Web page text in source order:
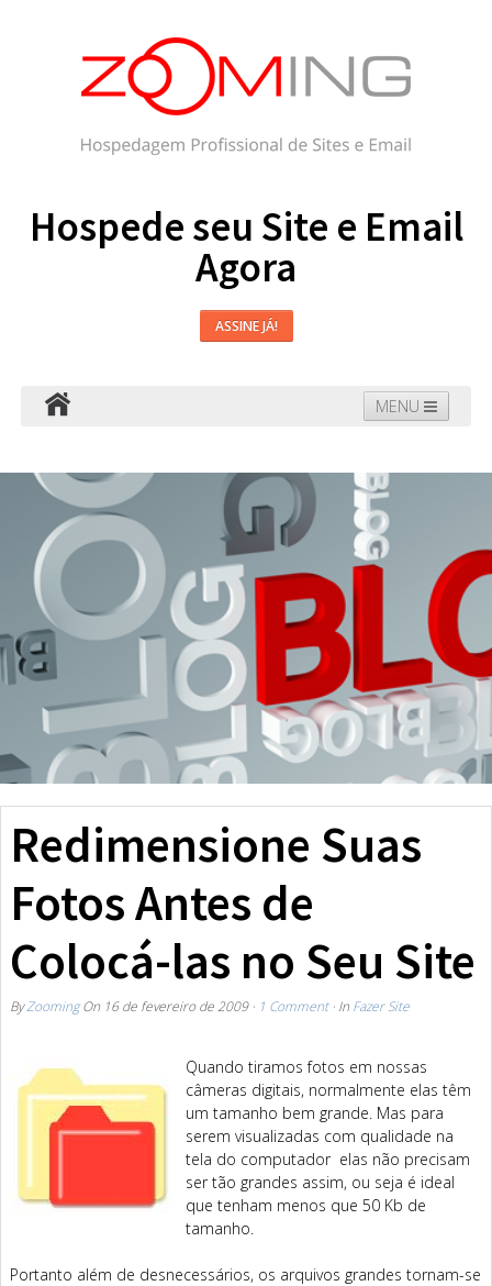
Hospede seu Site e Email
Agora
ASSINE JÁ!
MENU
Domínios Blog Suporte
Redimensione Suas
Fotos Antes de
Colocá-las no Seu Site
ByZoomingOn 16 de fevereiro de 2009· 1 Comment· In Fazer Site
Quando tiramos fotos em nossas
câmeras digitais, normalmente elas têm
um tamanho bem grande. Mas para
serem visualizadas com qualidade na
tela do computador elas não precisam
ser tão grandes assim, ou seja é ideal
que tenham menos que 50 Kb de
tamanho.
Portanto além de desnecessários, os arquivos grandes tornam-se